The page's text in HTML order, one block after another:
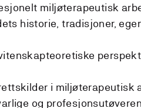
miljøterapeutisk
historie, tradisjoner,
i miljøterapeutisk
og